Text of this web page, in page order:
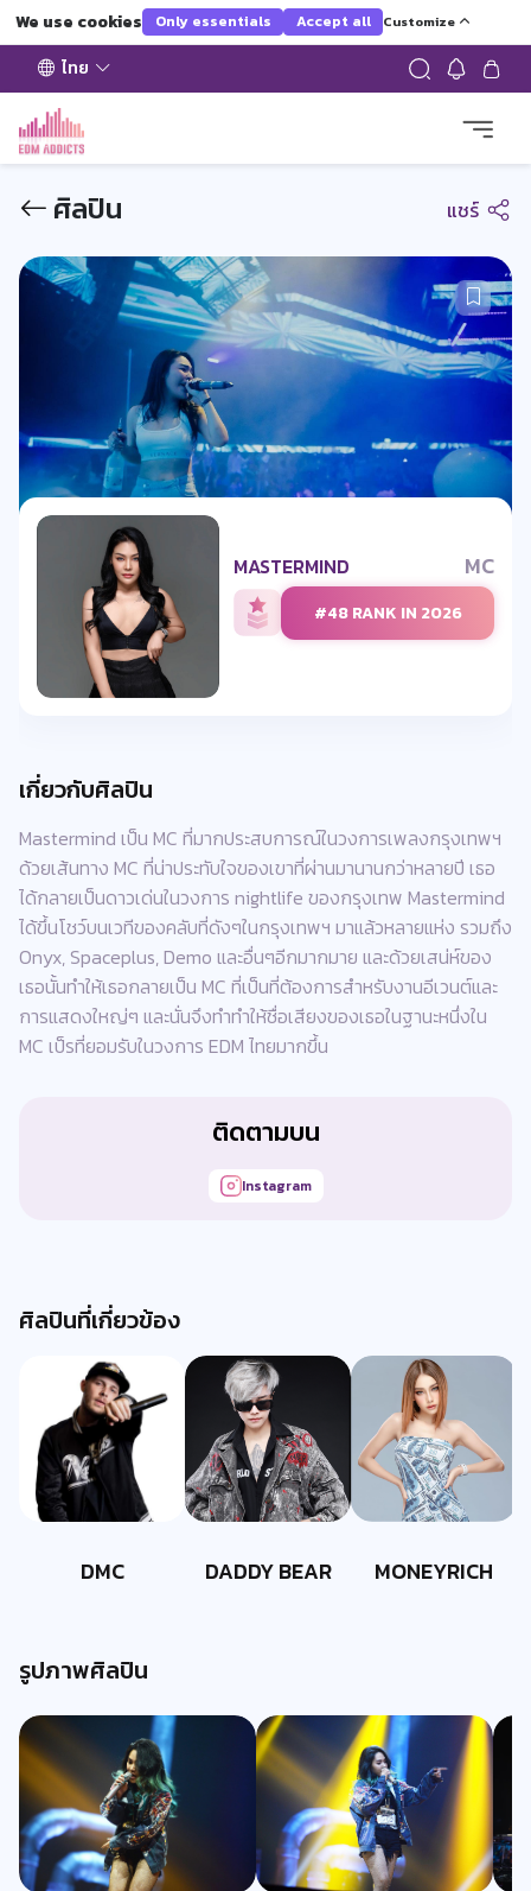
We use cookies Only essentials Accept all Customize
ไทย
ศิลปิน แชร์
MASTERMIND MC
#48 RANK IN 2026
เกี่ยวกับศิลปิน
Mastermind เป็น MC ที่มากประสบการณ์ในวงการเพลงกรุงเทพฯ
ด้วยเส้นทาง MC ที่น่าประทับใจของเขาที่ผ่านมานานกว่าหลายปี เธอ
ได้กลายเป็นดาวเด่นในวงการ nightlife ของกรุงเทพ Mastermind
ได้ขึ้นโชว์บนเวทีของคลับที่ดังๆในกรุงเทพฯ มาแล้วหลายแห่ง รวมถึง
Onyx, Spaceplus, Demo และอื่นๆอีกมากมาย และด้วยเสน่ห์ของ
เธอนั้นทำให้เธอกลายเป็น MC ที่เป็นที่ต้องการสำหรับงานอีเวนต์และ
การแสดงใหญ่ๆ และนั่นจึงทำทำให้ชื่อเสียงของเธอในฐานะหนึ่งใน
MC เป็รที่ยอมรับในวงการ EDM ไทยมากขึ้น
ติดตามบน
Instagram
ศิลปินที่เกี่ยวข้อง
DMC DADDY BEAR MONEYRICH
รูปภาพศิลปิน